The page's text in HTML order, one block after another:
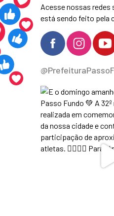
Acesse nossas redes
está sendo feito pela